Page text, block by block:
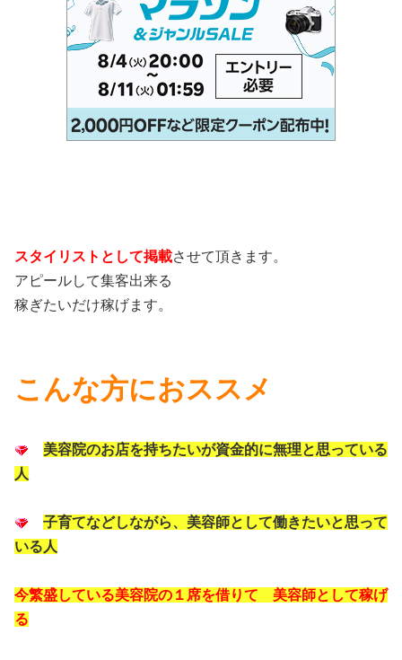
スタイリストとして掲載させて頂きます。
アピールして集客出来る
稼ぎたいだけ稼げます。
こんな方におススメ
美容院のお店を持ちたいが資金的に無理と思っている
人
子育てなどしながら、美容師として働きたいと思って
いる人
今繁盛している美容院の１席を借りて 美容師として稼げ
る